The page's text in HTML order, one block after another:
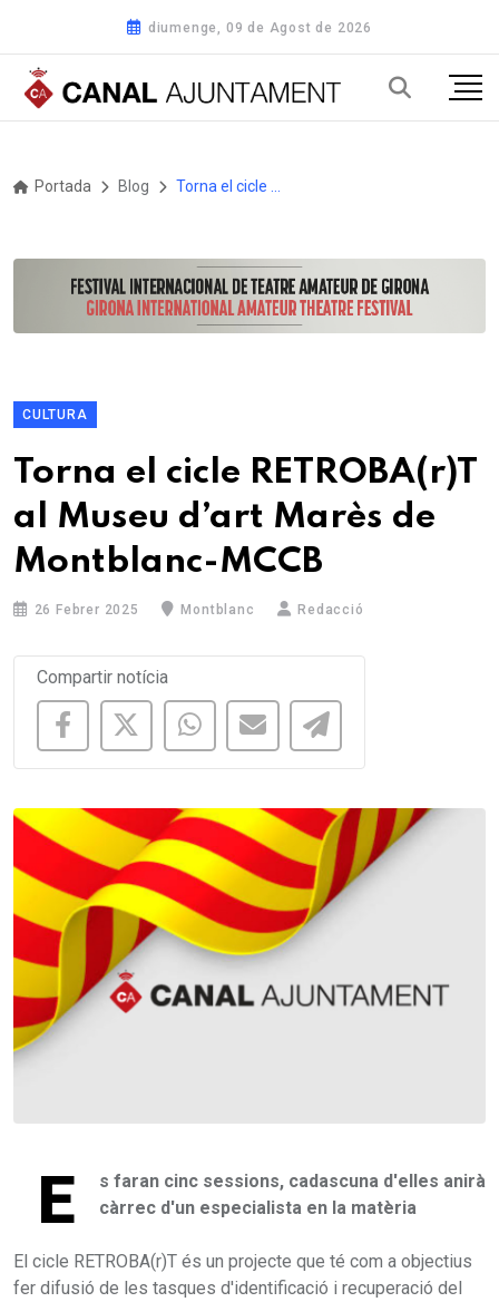
diumenge, 09 de Agost de 2026
Portada Blog
CULTURA
Torna el cicle RETROBA(r)T
al Museu d’art Marès de
Montblanc-MCCB
26 Febrer 2025 Montblanc Redacció
Compartir notícia
E
s faran cinc sessions, cadascuna d'elles anirà
càrrec d'un especialista en la matèria
El cicle RETROBA(r)T és un projecte que té com a objectius
fer difusió de les tasques d'identificació i recuperació del